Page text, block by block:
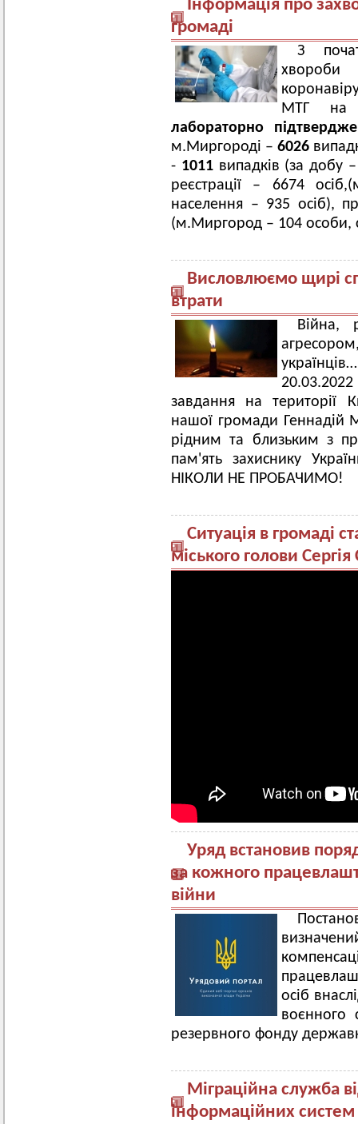
Інформація про
громаді
З
МТГ на
лабораторно
м.Миргороді – 6026
- 1011 випадків (за добу
реєстрації – 6674
населення – 935 осіб),
(м.Миргород – 104 особи,
Висловлюємо щирі
втрати
Війна,
завдання на території
нашої громади Геннадій
рідним та близьким з
пам'ять захиснику
НІКОЛИ НЕ ПРОБАЧИМО!
Ситуація в громаді
міського голови
Уряд встановив
за кожного
війни
осіб
воєнного
резервного фонду
Міграційна служба
інформаційних систем